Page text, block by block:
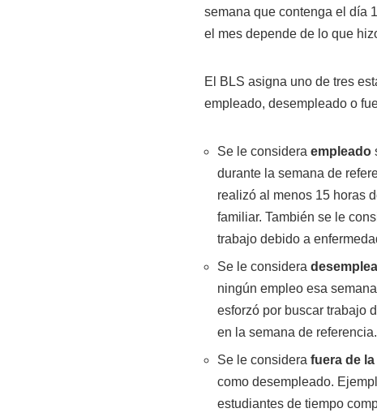
semana que contenga el día
el mes depende de lo que
El BLS asigna uno de tres
empleado, desempleado o
Se le considera empleado
durante la semana de
realizó al menos 15 horas
familiar. También se le
trabajo debido a
Se le considera
ningún empleo esa
esforzó por buscar trabajo
en la semana de referencia.
Se le considera fuera de
como desempleado.
estudiantes de tiempo